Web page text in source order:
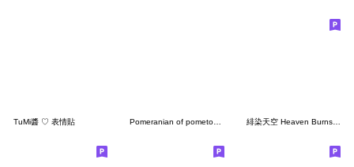
TuMi醬 ♡ 表情貼 緋染天空 Heaven Burns Red 表情貼 第1彈